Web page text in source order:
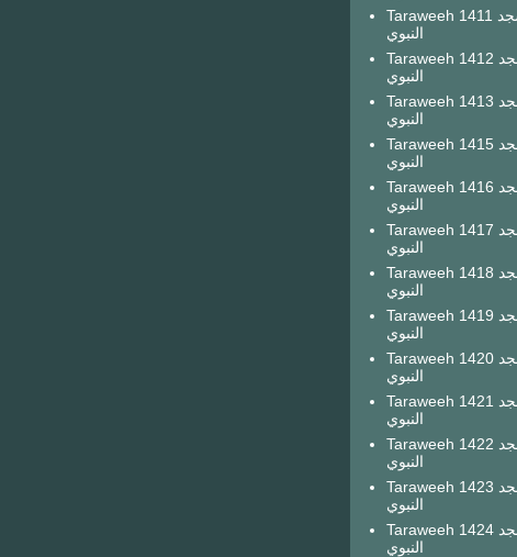
Taraweeh 1411 صلاة التراويح من المسجد
النبوي
Taraweeh 1412 صلاة التراويح من المسجد
النبوي
Taraweeh 1413 صلاة التراويح من المسجد
النبوي
Taraweeh 1415 صلاة التراويح من المسجد
النبوي
Taraweeh 1416 صلاة التراويح من المسجد
النبوي
Taraweeh 1417 صلاة التراويح من المسجد
النبوي
Taraweeh 1418 صلاة التراويح من المسجد
النبوي
Taraweeh 1419 صلاة التراويح من المسجد
النبوي
Taraweeh 1420 صلاة التراويح من المسجد
النبوي
Taraweeh 1421 صلاة التراويح من المسجد
النبوي
Taraweeh 1422 صلاة التراويح من المسجد
النبوي
Taraweeh 1423 صلاة التراويح من المسجد
النبوي
Taraweeh 1424 صلاة التراويح من المسجد
النبوي